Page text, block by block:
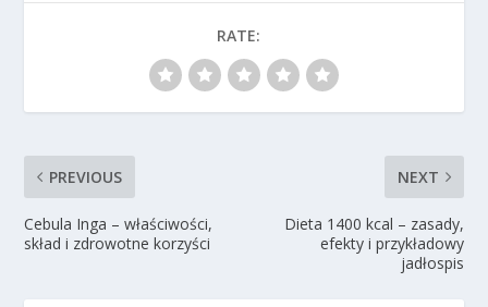
RATE:
PREVIOUS
Cebula Inga – właściwości,
skład i zdrowotne korzyści
NEXT
Dieta 1400 kcal – zasady,
efekty i przykładowy
jadłospis